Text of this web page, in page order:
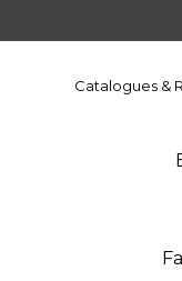
Catalogues &